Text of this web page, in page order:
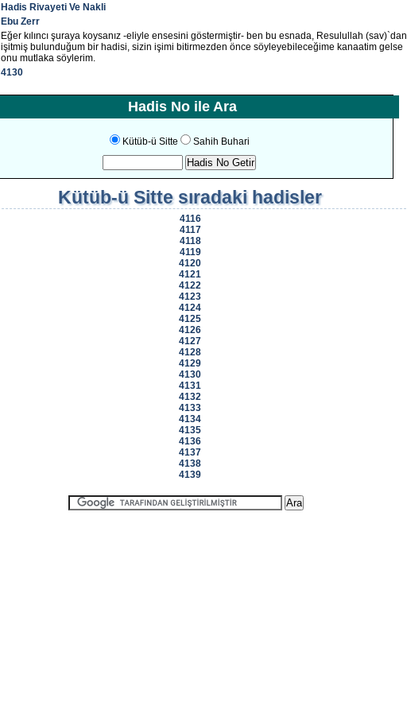
Hadis Rivayeti Ve Nakli
Ebu Zerr
Eğer kılıncı şuraya koysanız -eliyle ensesini göstermiştir- ben bu esnada, Resulullah (sav)`dan
işitmiş bulunduğum bir hadisi, sizin işimi bitirmezden önce söyleyebileceğime kanaatim gelse
onu mutlaka söylerim.
4130
Hadis No ile Ara
Kütüb-ü Sitte Sahih Buhari
Kütüb-ü Sittesıradaki hadisler
4116
4117
4118
4119
4120
4121
4122
4123
4124
4125
4126
4127
4128
4129
4130
4131
4132
4133
4134
4135
4136
4137
4138
4139